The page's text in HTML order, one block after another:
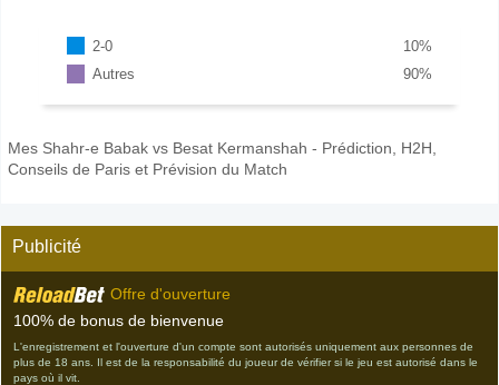
2-0 %
10
Autres
%
90
Mes Shahr-e Babak vs Besat Kermanshah - Prédiction, H2H,
Conseils de Paris et Prévision du Match
Publicité
Offre d'ouverture
100% de bonus de bienvenue
L'enregistrement et l'ouverture d'un compte sont autorisés uniquement aux personnes de
plus de 18 ans. Il est de la responsabilité du joueur de vérifier si le jeu est autorisé dans le
pays où il vit.